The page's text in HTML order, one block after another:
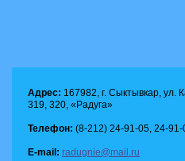
Адрес: 167982, г. Сыктывкар, ул.
319, 320, «Радуга»
Телефон: (8-212) 24-91-05, 24-91-
E-mail: radugnie@mail.ru